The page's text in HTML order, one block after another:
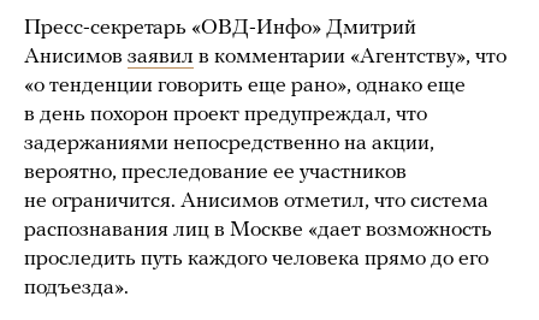
Пресс-секретарь «ОВД-Инфо» Дмитрий
Анисимов заявил в комментарии «Агентству», что
«о тенденции говорить еще рано», однако еще
в день похорон проект предупреждал, что
задержаниями непосредственно на акции,
вероятно, преследование ее участников
не ограничится. Анисимов отметил, что система
распознавания лиц в Москве «дает возможность
проследить путь каждого человека прямо до его
подъезда».